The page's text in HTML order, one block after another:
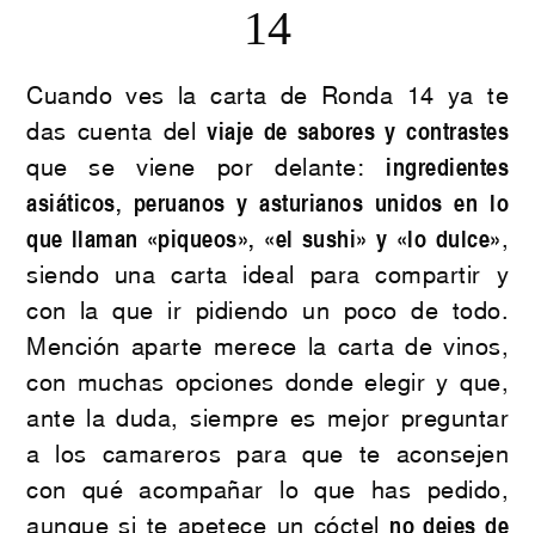
14
Cuando ves la carta de Ronda 14 ya te
das cuenta delviaje de sabores y contrastes
que se viene por delante: ingredientes
asiáticos, peruanos y asturianos unidos en lo
que llaman «piqueos», «el sushi» y «lo dulce»,
siendo una carta ideal para compartir y
con la que ir pidiendo un poco de todo.
Mención aparte merece la carta de vinos,
con muchas opciones donde elegir y que,
ante la duda, siempre es mejor preguntar
a los camareros para que te aconsejen
con qué acompañar lo que has pedido,
aunque si te apetece un cóctel no dejes de